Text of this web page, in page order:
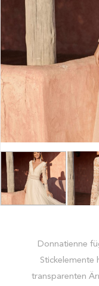
Donnatienne
Stickelemente
transparenten